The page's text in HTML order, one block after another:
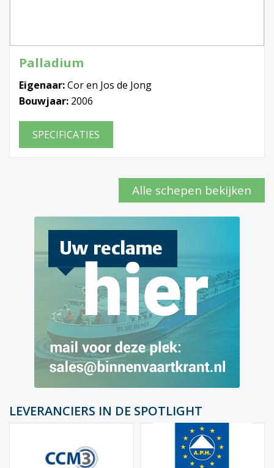
Palladium
Eigenaar:Cor en Jos de Jong
Bouwjaar: 2006
SPECIFICATIES
Alle schepen bekijken
LEVERANCIERS IN DE SPOTLIGHT